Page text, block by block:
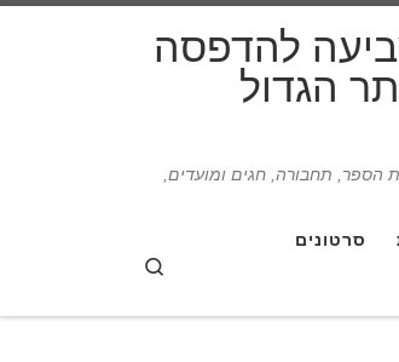
להדפסה
הגדול
הספר, תחבורה, חגים ומועדים,
סרטונים